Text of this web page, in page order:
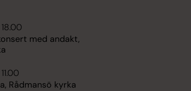
med andakt,
Rådmansö kyrka